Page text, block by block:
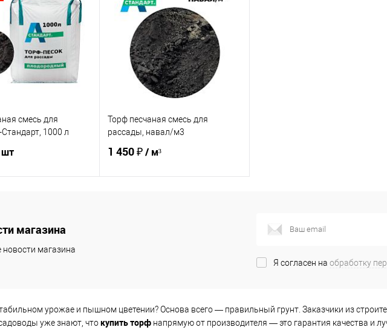
1 клик
Сравнение
В наличии
Купить в 1 клик
Сравнение
В избранное
В наличии
смесь для
1000 л
1 клик
Сравнение
В наличии
Торф песчаная смесь для
рассады, навал/м3
1 450 ₽/ м³
магазина
магазина
Я согласен на обработку
урожае и пышном цветении? Основа всего — правильный грунт. Заказчики из
уже знают, чтокупить торф напрямую от производителя — это гарантия качества и